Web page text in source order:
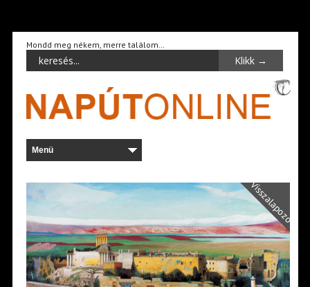
Mondd meg nékem, merre találom…
Visszalapozó